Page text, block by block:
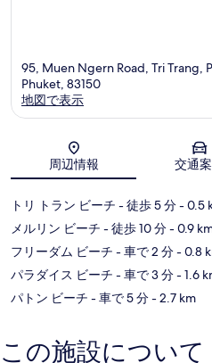
95, Muen Ngern Road, Tri Trang,
Phuket, 83150
地図で表示
周辺情報 交通
トリ トラン ビーチ - 徒歩 5 分- 0.5
メルリン ビーチ - 徒歩 10 分- 0.9
フリーダム ビーチ - 車で 2 分- 0.8
パラダイス ビーチ - 車で 3 分- 1.6
パトン ビーチ - 車で 5 分- 2.7 km
この施設について